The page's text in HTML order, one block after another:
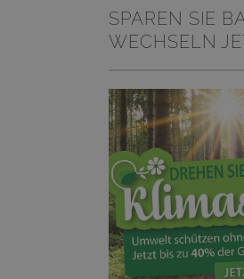
SPAREN SIE
WECHSELN